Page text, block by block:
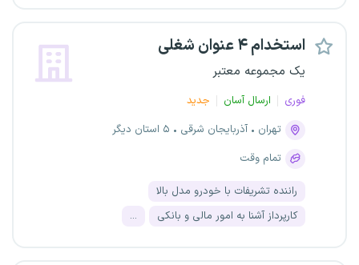
استخدام ۴ عنوان شغلی
یک مجموعه معتبر
فوری ارسال آسان
جدید
تهران
آذربایجان شرقی
۵ استان دیگر
تمام وقت
راننده تشریفات با خودرو مدل بالا
کارپرداز آشنا به امور مالی و بانکی
...